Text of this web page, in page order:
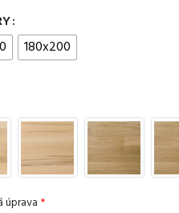
180x200
úprava *